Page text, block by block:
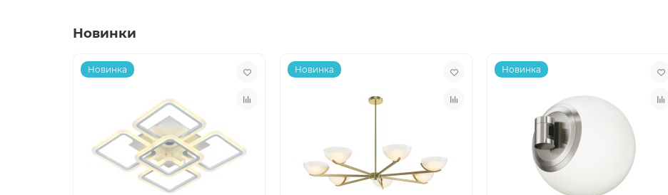
Новинки
Новинка Новинка Новинка